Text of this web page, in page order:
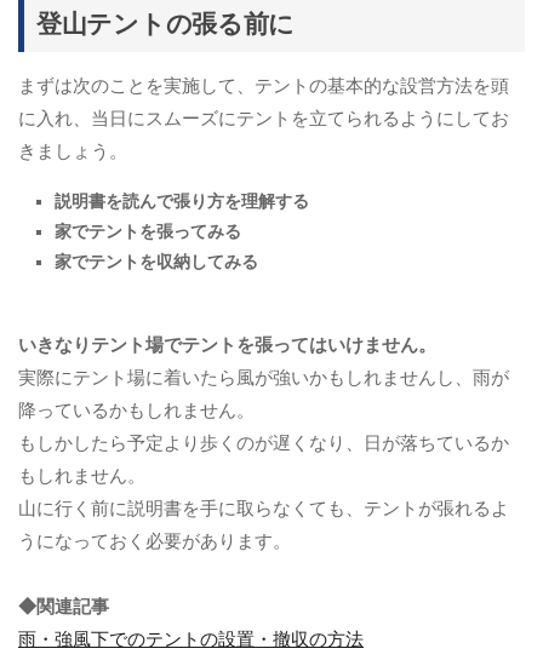
登山テントの張る前に
まずは次のことを実施して、テントの基本的な設営方法を頭
に入れ、当日にスムーズにテントを立てられるようにしてお
きましょう。
説明書を読んで張り方を理解する
家でテントを張ってみる
家でテントを収納してみる
いきなりテント場でテントを張ってはいけません。
実際にテント場に着いたら風が強いかもしれませんし、雨が
降っているかもしれません。
もしかしたら予定より歩くのが遅くなり、日が落ちているか
もしれません。
山に行く前に説明書を手に取らなくても、テントが張れるよ
うになっておく必要があります。
◆関連記事
雨・強風下でのテントの設置・撤収の方法